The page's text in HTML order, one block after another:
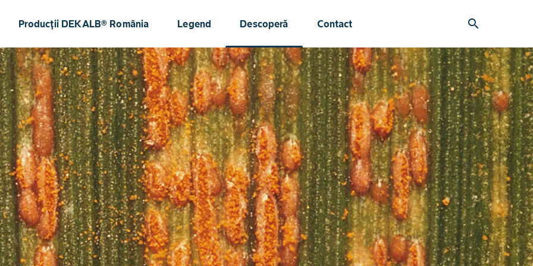
Producții DEKALB® România Legend Descoperă Contact search